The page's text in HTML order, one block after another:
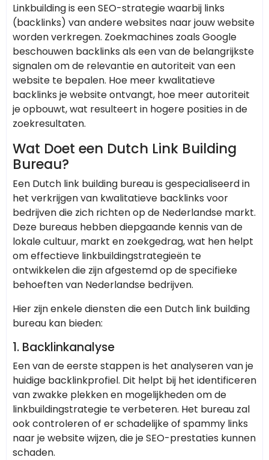
Linkbuilding is een SEO-strategie waarbij links
(backlinks) van andere websites naar jouw website
worden verkregen. Zoekmachines zoals Google
beschouwen backlinks als een van de belangrijkste
signalen om de relevantie en autoriteit van een
website te bepalen. Hoe meer kwalitatieve
backlinks je website ontvangt, hoe meer autoriteit
je opbouwt, wat resulteert in hogere posities in de
zoekresultaten.
Wat Doet een Dutch Link Building
Bureau?
Een Dutch link building bureau is gespecialiseerd in
het verkrijgen van kwalitatieve backlinks voor
bedrijven die zich richten op de Nederlandse markt.
Deze bureaus hebben diepgaande kennis van de
lokale cultuur, markt en zoekgedrag, wat hen helpt
om effectieve linkbuildingstrategieën te
ontwikkelen die zijn afgestemd op de specifieke
behoeften van Nederlandse bedrijven.
Hier zijn enkele diensten die een Dutch link building
bureau kan bieden:
1. Backlinkanalyse
Een van de eerste stappen is het analyseren van je
huidige backlinkprofiel. Dit helpt bij het identificeren
van zwakke plekken en mogelijkheden om de
linkbuildingstrategie te verbeteren. Het bureau zal
ook controleren of er schadelijke of spammy links
naar je website wijzen, die je SEO-prestaties kunnen
schaden.